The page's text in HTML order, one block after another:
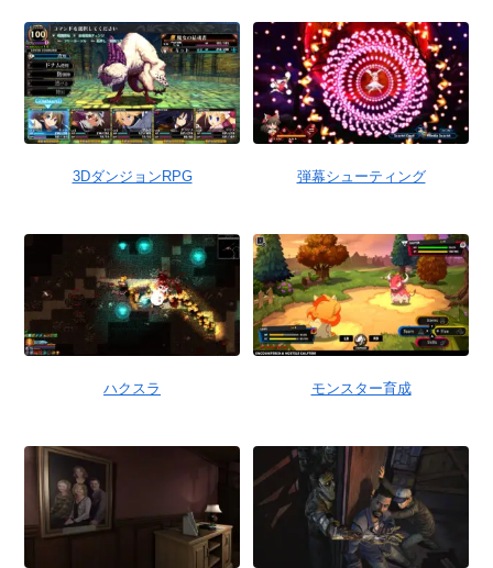
3DダンジョンRPG 弾幕シューティング
ハクスラ モンスター育成